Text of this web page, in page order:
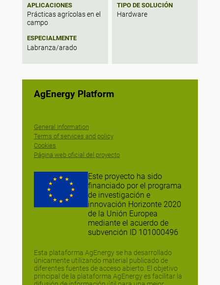
APLICACIONES
Prácticas agrícolas en el
campo
ESPECIALMENTE
Labranza/arado
TIPO DE SOLUCIÓN
Hardware
AgEnergy Platform
General Information
Terms of services and policy
Cookies
Página web oficial del proyecto
Este proyecto ha sido
financiado por el programa
de investigación e
innovación Horizonte 2020
de la Unión Europea
mediante el acuerdo de
subvención ID 101000496
Esta plataforma AgEnergy se ha desarrollado
únicamente utilizando material publicado de
diferentes fuentes de acceso abierto. El objetivo
principal de la plataforma AgEnergy es facilitar la